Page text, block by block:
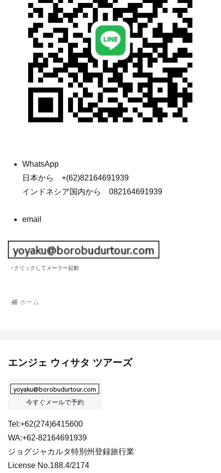
WhatsApp
日本から +(62)82164691939
インドネシア国内から 082164691939
email
↑クリックしてメーラー起動
ホーム
エンジェ ウィサタ ツアーズ
今すぐメールで予約
Tel:+62(274)6415600
WA:+62-82164691939
ジョグジャカルタ特別州登録旅行業
License No.188.4/2174